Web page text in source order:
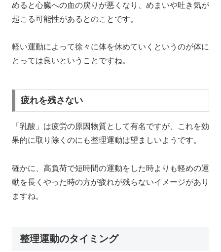
めると心臓への血の戻りが悪くなり、めまいや吐き気が
起こる可能性があるとのことです。
軽い運動によって徐々に体を休めていくというのが体に
とっては良いということですね。
疲れを残さない
「乳酸」は疲労の原因物質として有名ですが、これを効
果的に取り除くのにも整理運動は望ましいようです。
確かに、高負荷で短時間の運動をした時よりも軽めの運
動を長くやった時の方が疲れが残らないイメージがあり
ますね。
整理運動のタイミング